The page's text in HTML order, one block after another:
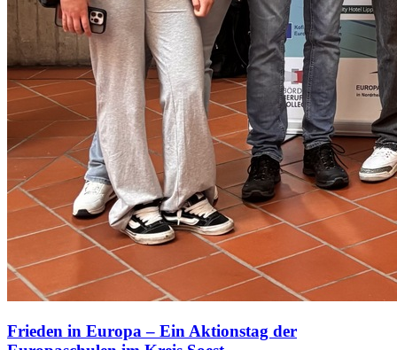
Frieden in Europa – Ein Aktionstag der